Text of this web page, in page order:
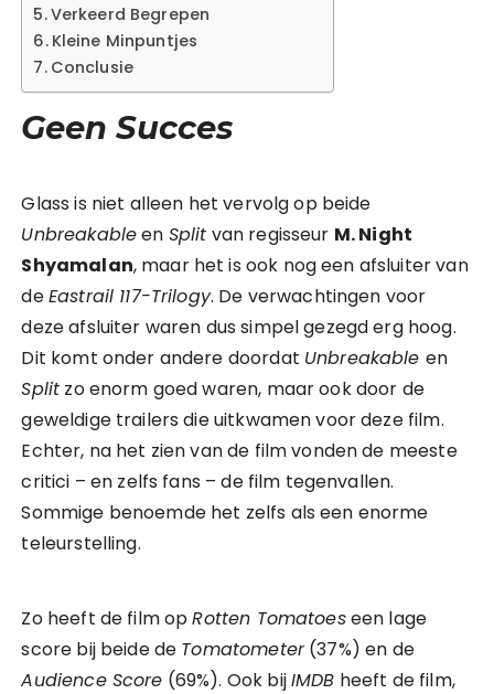
Verkeerd Begrepen
Kleine Minpuntjes
Conclusie
Geen Succes
Glass is niet alleen het vervolg op beide
Unbreakableen Split van regisseur M. Night
Shyamalan, maar het is ook nog een afsluiter van
deEastrail 117-Trilogy. De verwachtingen voor
deze afsluiter waren dus simpel gezegd erg hoog.
Dit komt onder andere doordat Unbreakable en
Split zo enorm goed waren, maar ook door de
geweldige trailers die uitkwamen voor deze film.
Echter, na het zien van de film vonden de meeste
critici – en zelfs fans – de film tegenvallen.
Sommige benoemde het zelfs als een enorme
teleurstelling.
Zo heeft de film opRotten Tomatoeseen lage
score bij beide de Tomatometer(37%) en de
Audience Score (69%). Ook bijIMDB heeft de film,